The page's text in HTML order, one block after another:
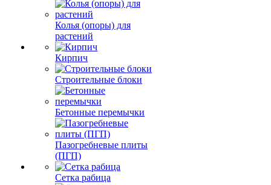
Колья (опоры) для
растений
Кирпич
Строительные блоки
Бетонные перемычки
Пазогребневые плиты
(ПГП)
Сетка рабица